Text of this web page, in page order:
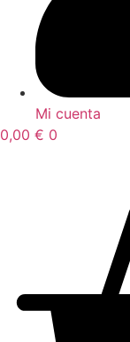
Mi cuenta
0,00 € 0